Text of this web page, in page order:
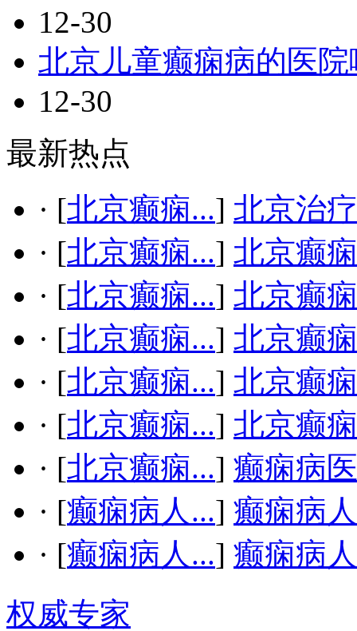
12-30
北京儿童癫痫病的医
12-30
最新热点
· [北京癫痫...] 北京治
· [北京癫痫...] 北京癫
· [北京癫痫...] 北京癫
· [北京癫痫...] 北京癫
· [北京癫痫...] 北京癫
· [北京癫痫...] 北京癫
· [北京癫痫...] 癫痫病
· [癫痫病人...] 癫痫病
· [癫痫病人...] 癫痫病
权威专家